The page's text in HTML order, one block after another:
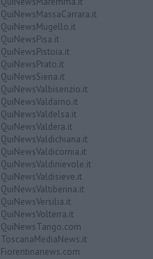
QuiNewsMassaCarrara.it
QuiNewsMugello.it
QuiNewsPisa.it
QuiNewsPistoia.it
QuiNewsPrato.it
QuiNewsSiena.it
QuiNewsValbisenzio.it
QuiNewsValdarno.it
QuiNewsValdelsa.it
QuiNewsValdera.it
QuiNewsValdichiana.it
QuiNewsValdicornia.it
QuiNewsValdinievole.it
QuiNewsValdisieve.it
QuiNewsValtiberina.it
QuiNewsVersilia.it
QuiNewsVolterra.it
QuiNewsTango.com
ToscanaMediaNews.it
Fiorentinanews.com